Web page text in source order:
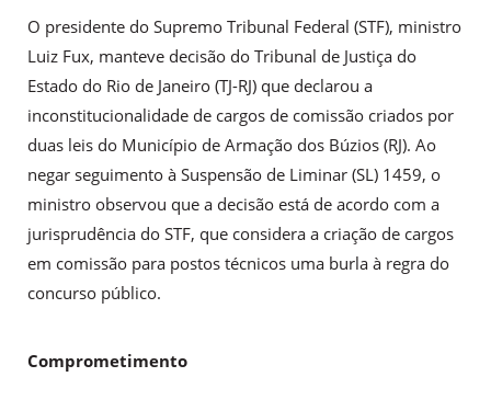
O presidente do Supremo Tribunal Federal (STF), ministro
Luiz Fux, manteve decisão do Tribunal de Justiça do
Estado do Rio de Janeiro (TJ-RJ) que declarou a
inconstitucionalidade de cargos de comissão criados por
duas leis do Município de Armação dos Búzios (RJ). Ao
negar seguimento à Suspensão de Liminar (SL) 1459, o
ministro observou que a decisão está de acordo com a
jurisprudência do STF, que considera a criação de cargos
em comissão para postos técnicos uma burla à regra do
concurso público.
Comprometimento